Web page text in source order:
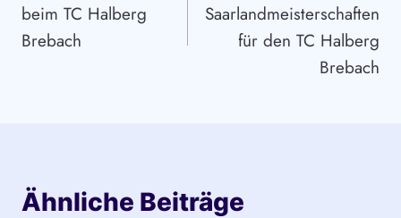
beim TC Halberg
Brebach
Saarlandmeisterschaften
für den TC Halberg
Brebach
Ähnliche Beiträge